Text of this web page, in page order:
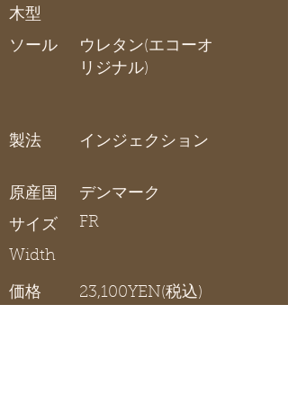
木型
ソール
ウレタン(エコーオ
リジナル)
製法 インジェクション
原産国
サイズ
Width
デンマーク
FR
価格 23,100YEN(税込)